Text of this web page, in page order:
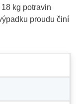
kg potravin
proudu činí